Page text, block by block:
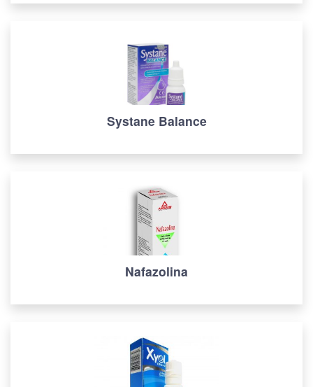
Systane Balance
Nafazolina